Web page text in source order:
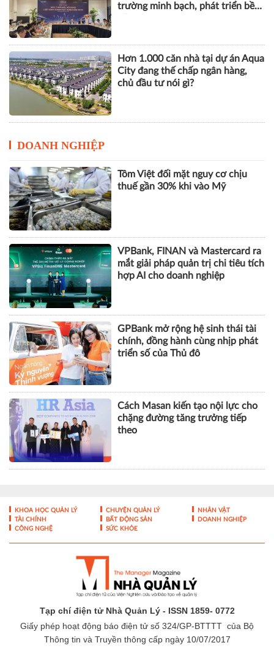
trường minh bạch, phát triển bền
Hơn 1.000 căn nhà tại dự án Aqua
City đang thế chấp ngân hàng,
chủ đầu tư nói gì?
DOANH NGHIỆP
Tôm Việt đối mặt nguy cơ chịu
thuế gần 30% khi vào Mỹ
VPBank, FINAN và Mastercard ra
mắt giải pháp quản trị chi tiêu tích
hợp AI cho doanh nghiệp
GPBank mở rộng hệ sinh thái tài
chính, đồng hành cùng nhịp phát
triển số của Thủ đô
Cách Masan kiến tạo nội lực cho
chặng đường tăng trưởng tiếp
theo
KHOA HỌC QUẢN LÝ CHUYỆN QUẢN LÝ
NHÂN VẬT
TÀI CHÍNH
BẤT ĐỘNG SẢN
DOANH NGHIỆP
CÔNG NGHỆ
SỨC KHỎE
Tạp chí điện tử Nhà Quản Lý - ISSN 1859- 0772
Giấy phép hoạt động báo điện tử số 324/GP-BTTTT của Bộ
Thông tin và Truyền thông cấp ngày 10/07/2017